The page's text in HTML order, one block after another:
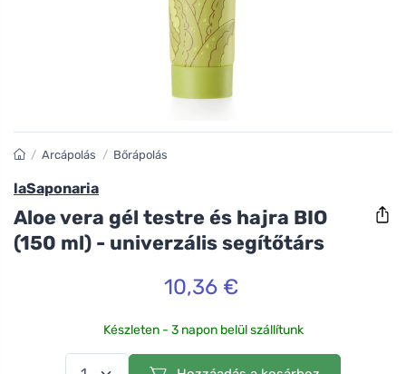
/ Arcápolás / Bőrápolás
laSaponaria
Aloe vera gél testre és hajra BIO
(150 ml) - univerzális segítőtárs
10,36 €
Készleten - 3 napon belül szállítunk